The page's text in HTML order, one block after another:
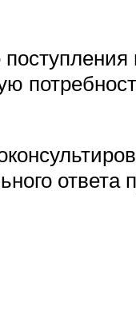
ответа